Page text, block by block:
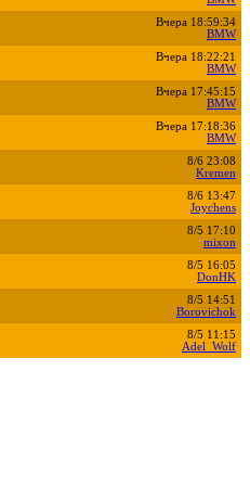
Вчера 18:59:34
BMW
Вчера 18:22:21
BMW
Вчера 17:45:15
BMW
Вчера 17:18:36
BMW
8/6 23:08
Kremen
8/6 13:47
Joychens
8/5 17:10
mixon
8/5 16:05
DonHK
8/5 14:51
Borovichok
8/5 11:15
Adel_Wolf